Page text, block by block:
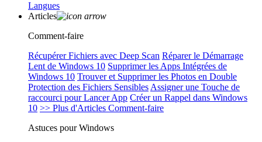
Langues
Articles
Comment-faire
Récupérer Fichiers avec Deep Scan Réparer le Démarrage
Lent de Windows 10 Supprimer les Apps Intégrées de
Windows 10 Trouver et Supprimer les Photos en Double
Protection des Fichiers Sensibles Assigner une Touche de
raccourci pour Lancer App Créer un Rappel dans Windows
10 >> Plus d'Articles Comment-faire
Astuces pour Windows